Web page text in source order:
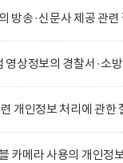
방송·신문사 제공 관련
영상정보의 경찰서·소
개인정보 처리에 관한
카메라 사용의 개인정